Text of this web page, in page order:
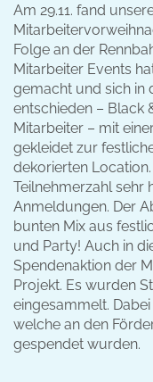
Am 29.11. fand
Folge an der
Mitarbeiter Events
gemacht und sich in
entschieden – Black
Mitarbeiter – mit
gekleidet zur
dekorierten
Teilnehmerzahl sehr
Anmeldungen. Der
bunten Mix aus
und Party! Auch in
Spendenaktion der
Projekt. Es wurden
eingesammelt.
welche an den
gespendet wurden.